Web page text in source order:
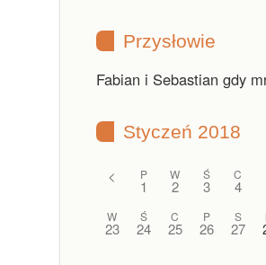
Przysłowie
Fabian i Sebastian gdy
Styczeń 2018
< P
1
W
2
Ś
3
C
4
W
23
Ś
24
C
25
P
26
S
27